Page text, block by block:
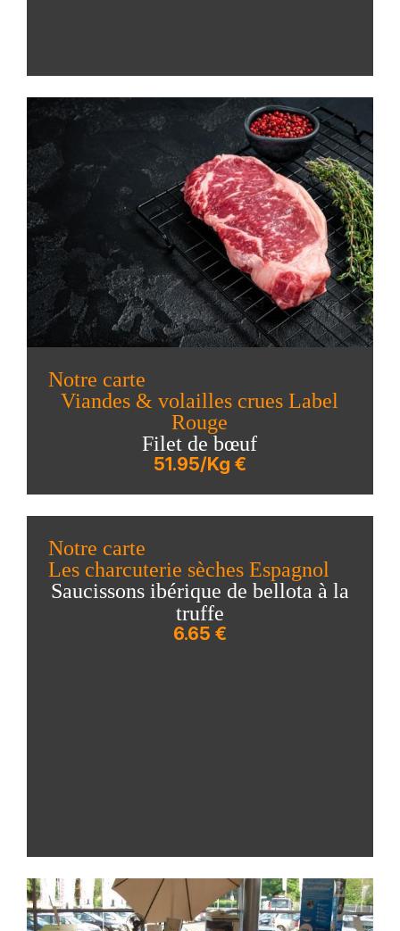
Notre carte
Viandes & volailles crues Label
Rouge
Filet de bœuf
51.95/Kg €
Notre carte
Les charcuterie sèches Espagnol
Saucissons ibérique de bellota à la
truffe
6.65 €